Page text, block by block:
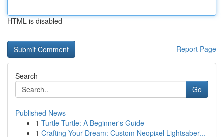
HTML is disabled
Report Page
Search
Go
Published News
1 Turtle Turtle: A Beginner's Guide
1 Crafting Your Dream: Custom Neopixel Lightsaber...